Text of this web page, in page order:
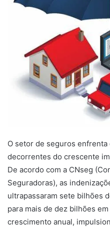
O setor de seguros
decorrentes do crescente
De acordo com a CNseg
Seguradoras), as
ultrapassaram sete bilhões
para mais de dez bilhões
crescimento anual,